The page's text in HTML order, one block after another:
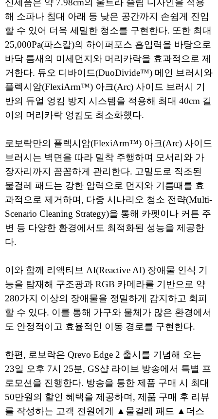
해 소파나 침대 아래 등 낮은 공간까지 손쉽게 진입
할 수 있어 더욱 세밀한 청소를 구현한다. 또한 최대
25,000Pa(파스칼)의 하이퍼포스 흡입력을 바탕으로
바닥 틈새의 미세먼지와 머리카락을 효과적으로 제
거한다. 듀오 디바이드(DuoDivide™) 메인 브러시와
플렉시암(FlexiArm™) 아크(Arc) 사이드 브러시 기
반의 듀얼 엉킴 방지 시스템을 적용해 최대 40cm 길
이의 머리카락 엉킴도 최소화했다.
로보락만의 플렉시암(FlexiArm™) 아크(Arc) 사이드
브러시는 벽면을 따라 밀착 주행하며 모서리와 가
장자리까지 꼼꼼하게 관리한다. 고밀도로 직조된
물걸레 패드는 강한 압력으로 먼지와 기름때를 효
과적으로 제거하며, 다중 시나리오 청소 전략(Multi-
Scenario Cleaning Strategy)을 통해 카펫이나 커튼 주
변 등 다양한 환경에서도 최적화된 성능을 제공한
다.
이와 함께 리액티브 AI(Reactive AI) 장애물 인식 기
능을 탑재해 구조광과 RGB 카메라를 기반으로 약
280가지 이상의 장애물을 정밀하게 감지하고 회피
할 수 있다. 이를 통해 가구와 물체가 많은 환경에서
도 안정적이고 효율적인 이동 경로를 구현한다.
한편, 로보락은 Qrevo Edge 2 출시를 기념해 오는
23일 오후 7시 25분, GS샵 라이브 방송에서 특별 프
로모션을 진행한다. 방송을 통한 제품 구매 시 최대
50만원의 할인 혜택을 제공하며, 제품 구매 후 리뷰
를 작성하는 고객 전원에게 ▲물걸레 패드 ▲더스